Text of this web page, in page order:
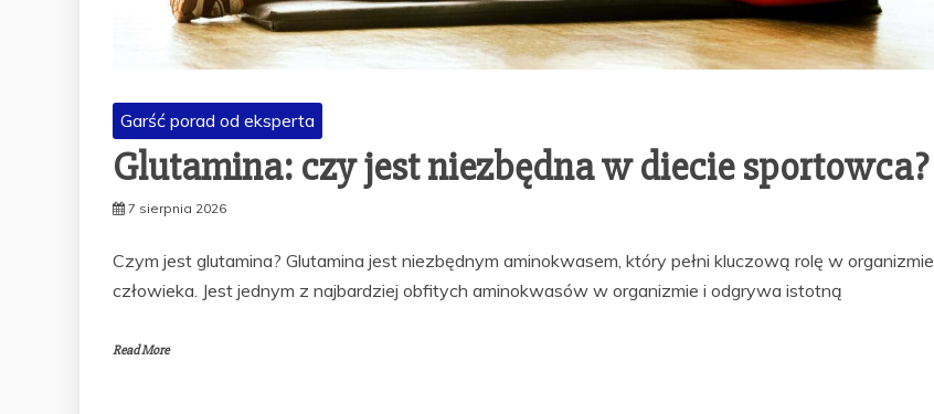
Garść porad od eksperta
Glutamina: czy jest niezbędna w diecie sportowca?
7 sierpnia 2026
Czym jest glutamina? Glutamina jest niezbędnym aminokwasem, który pełni kluczową rolę w organizmie
człowieka. Jest jednym z najbardziej obfitych aminokwasów w organizmie i odgrywa istotną
Read More